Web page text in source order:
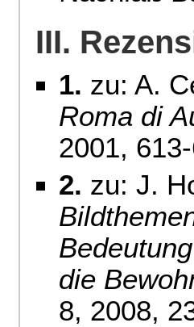
III.
1. zu: A.
Roma di
2001,
2. zu: J.
die
8, 2008,